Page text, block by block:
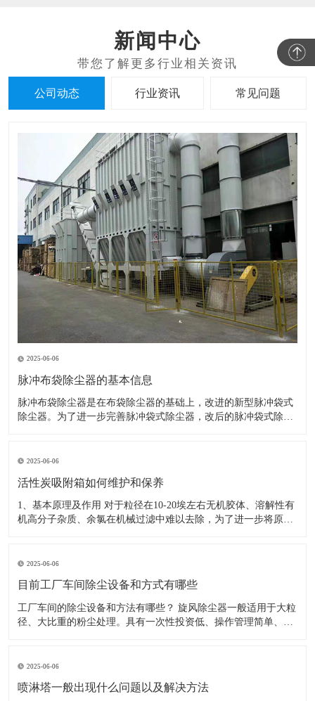
新闻中心
公司动态 行业资讯 常见问题
2025-06-06
脉冲布袋除尘器的基本信息
脉冲布袋除尘器是在布袋除尘器的基础上，改进的新型脉冲袋式
除尘器。为了进一步完善脉冲袋式除尘器，改后的脉冲袋式除尘
行改革，解决了露天安放和压缩空气源压力低的问题。
2025-06-06
活性炭吸附箱如何维护和保养
1、基本原理及作用 对于粒径在10-20埃左右无机胶体、溶解性有
机高分子杂质、余氯在机械过滤中难以去除，为了进一步将原水
是由于其结构中存在大量孔径在20-50埃的微孔和
2025-06-06
目前工厂车间除尘设备和方式有哪些
工厂车间的除尘设备和方法有哪些？ 旋风除尘器一般适用于大粒
径、大比重的粉尘处理。具有一次性投资低、操作管理简单、集
污染，除尘效率也高，清灰更加方便。
2025-06-06
喷淋塔一般出现什么问题以及解决方法